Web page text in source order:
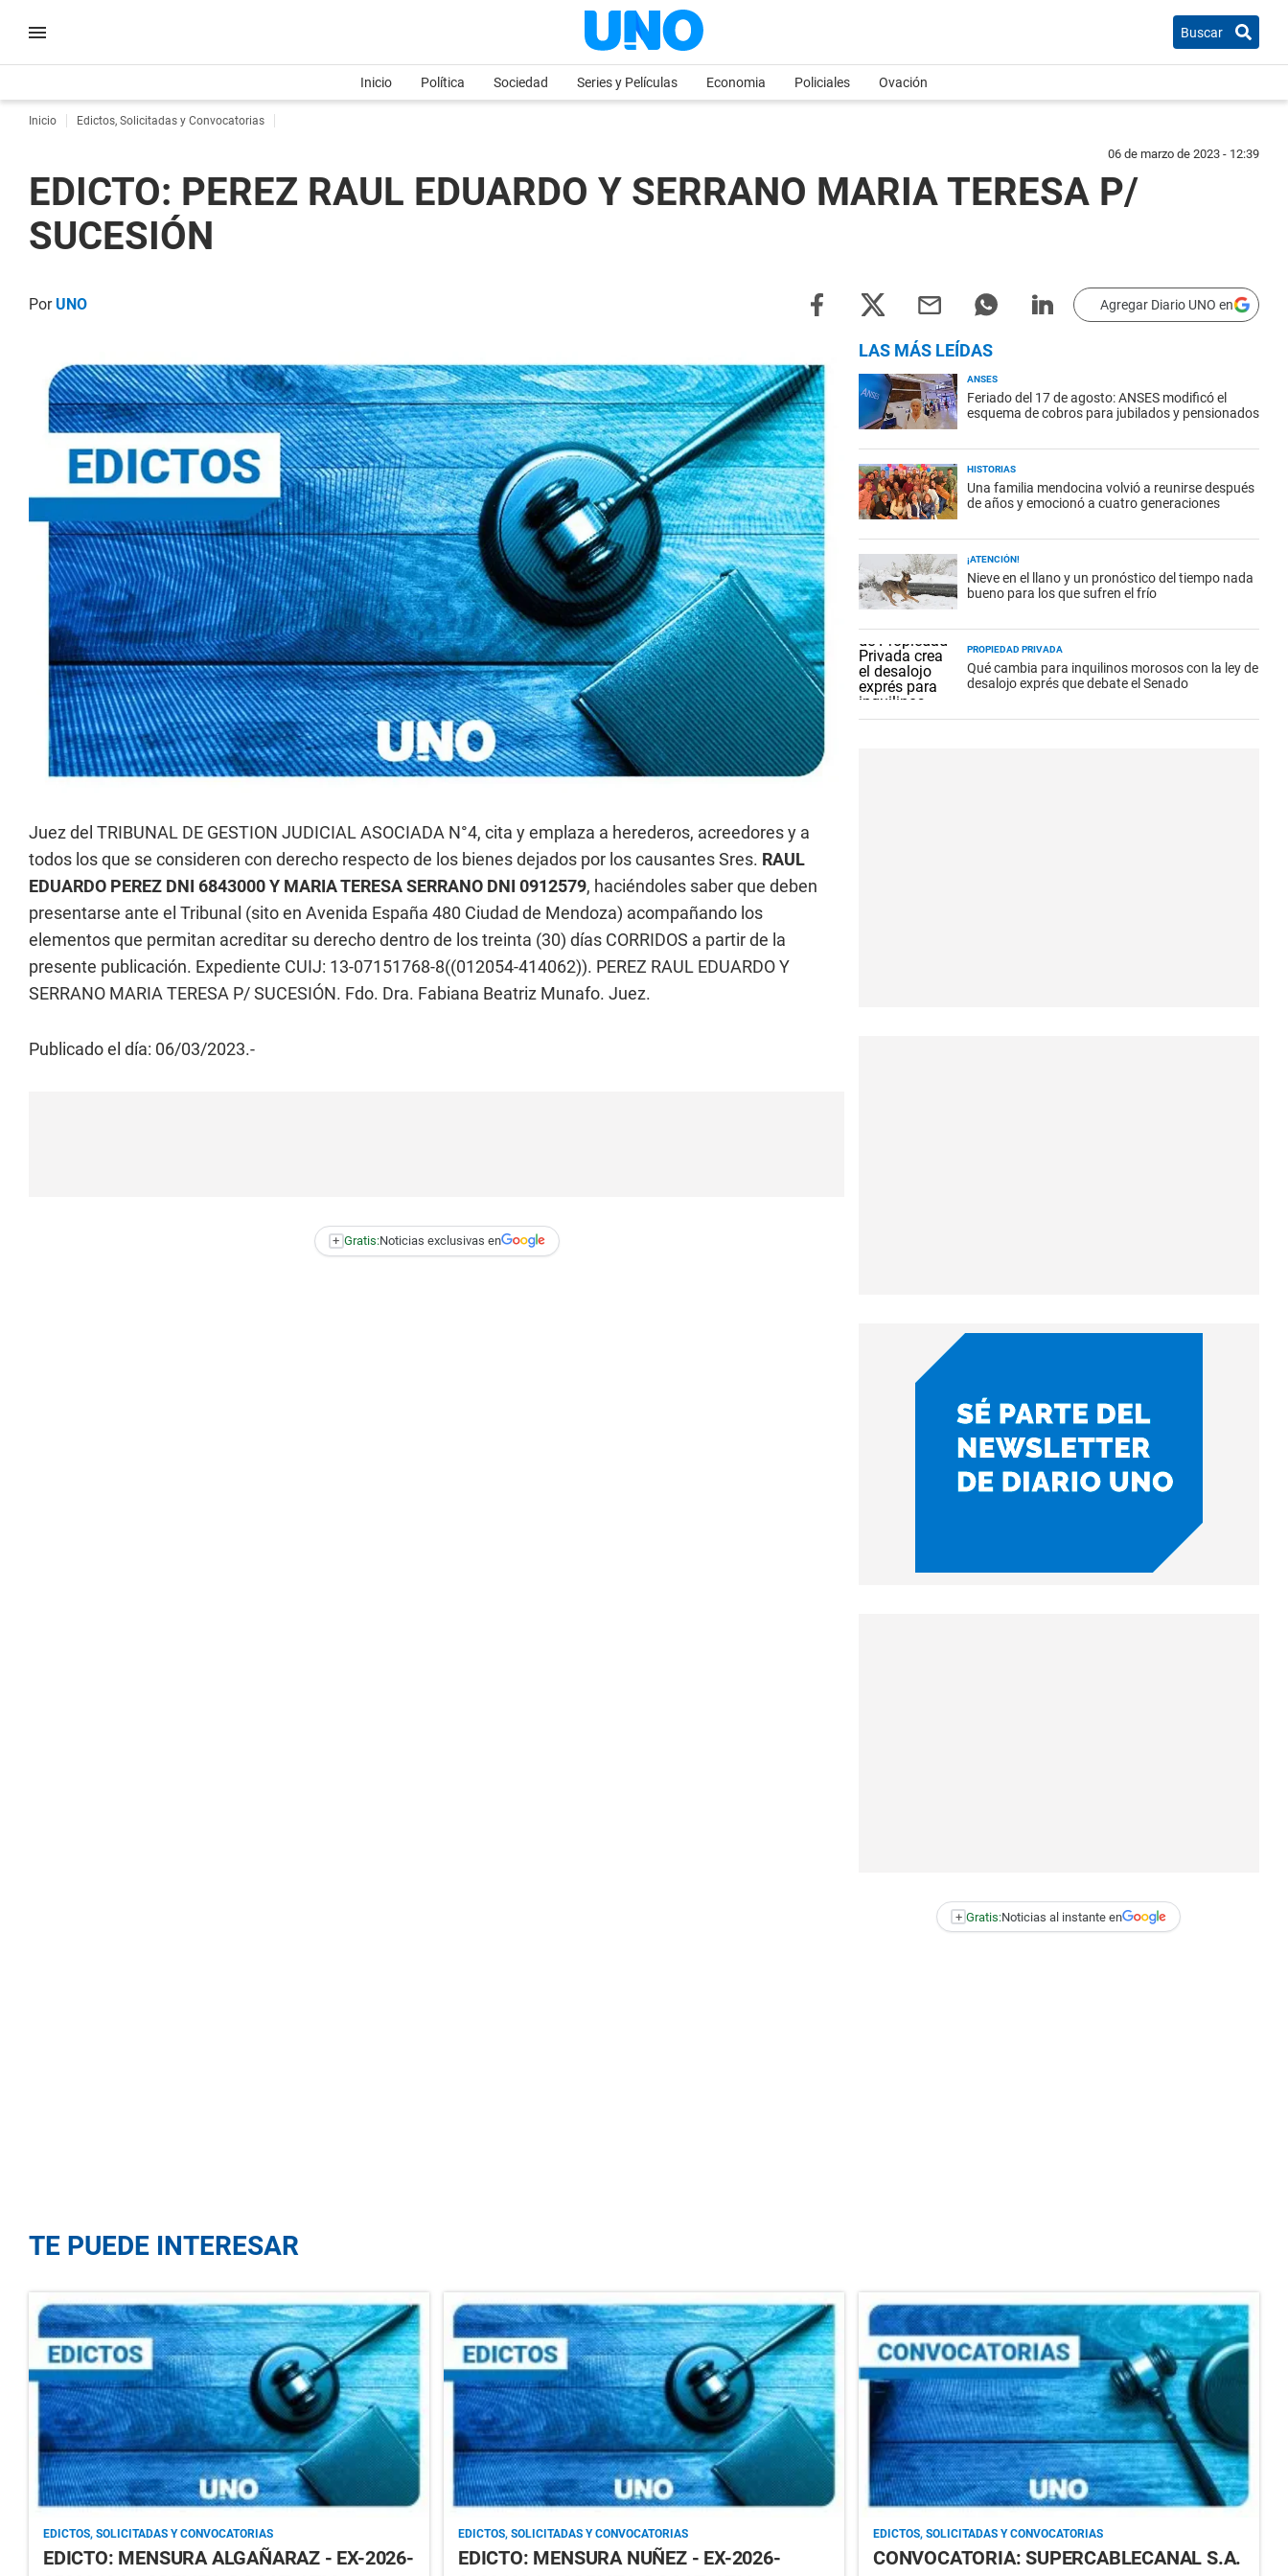
Buscar
Inicio Política Sociedad Series y Películas Economia Policiales Ovación
Inicio Edictos, Solicitadas y Convocatorias
06 de marzo de 2023 - 12:39
EDICTO: PEREZ RAUL EDUARDO Y SERRANO MARIA TERESA P/
SUCESIÓN
PorUNO Agregar Diario UNO en
Juez del TRIBUNAL DE GESTION JUDICIAL ASOCIADA N°4, cita y emplaza a herederos, acreedores y a
todos los que se consideren con derecho respecto de los bienes dejados por los causantes Sres. RAUL
EDUARDO PEREZ DNI 6843000 Y MARIA TERESA SERRANO DNI 0912579, haciéndoles saber que deben
presentarse ante el Tribunal (sito en Avenida España 480 Ciudad de Mendoza) acompañando los
elementos que permitan acreditar su derecho dentro de los treinta (30) días CORRIDOS a partir de la
presente publicación. Expediente CUIJ: 13-07151768-8((012054-414062)). PEREZ RAUL EDUARDO Y
SERRANO MARIA TERESA P/ SUCESIÓN. Fdo. Dra. Fabiana Beatriz Munafo. Juez.
Publicado el día: 06/03/2023.-
+ Gratis:Noticias exclusivas en
LAS MÁS LEÍDAS
ANSES
Feriado del 17 de agosto: ANSES modificó el
esquema de cobros para jubilados y pensionados
HISTORIAS
Una familia mendocina volvió a reunirse después
de años y emocionó a cuatro generaciones
¡ATENCIÓN!
Nieve en el llano y un pronóstico del tiempo nada
bueno para los que sufren el frío
PROPIEDAD PRIVADA
Qué cambia para inquilinos morosos con la ley de
desalojo exprés que debate el Senado
+ Gratis:Noticias al instante en
TE PUEDE INTERESAR
EDICTOS, SOLICITADAS Y CONVOCATORIAS
EDICTO: MENSURA ALGAÑARAZ - EX-2026-
EDICTOS, SOLICITADAS Y CONVOCATORIAS
EDICTO: MENSURA NUÑEZ - EX-2026-
EDICTOS, SOLICITADAS Y CONVOCATORIAS
CONVOCATORIA: SUPERCABLECANAL S.A.